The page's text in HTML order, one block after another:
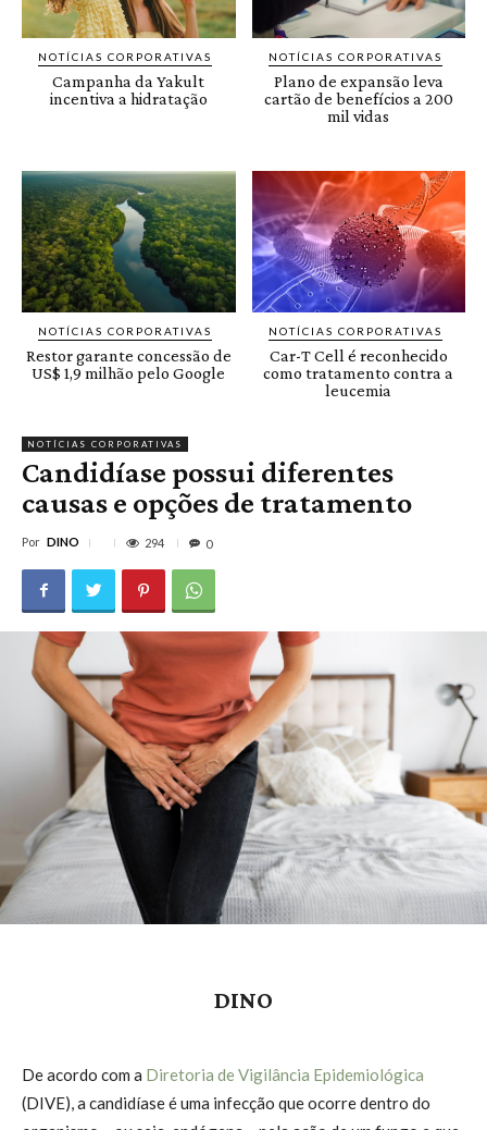
NOTÍCIAS CORPORATIVAS
Campanha da Yakult
incentiva a hidratação
NOTÍCIAS CORPORATIVAS
Plano de expansão leva
cartão de benefícios a 200
mil vidas
NOTÍCIAS CORPORATIVAS
Restor garante concessão de
US$ 1,9 milhão pelo Google
NOTÍCIAS CORPORATIVAS
Car-T Cell é reconhecido
como tratamento contra a
leucemia